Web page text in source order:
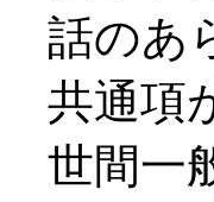
話のあ
共通項
世間一